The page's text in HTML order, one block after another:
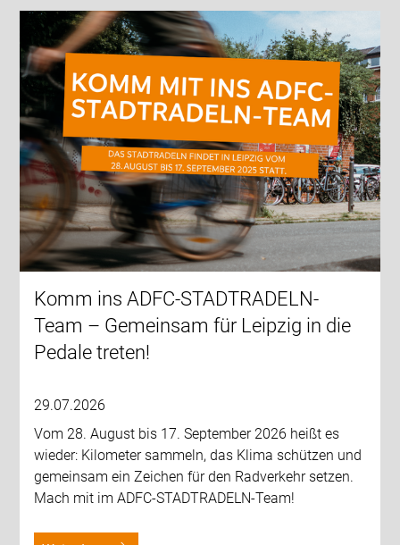
Komm ins ADFC-STADTRADELN-
Team – Gemeinsam für Leipzig in die
Pedale treten!
29.07.2026
Vom 28. August bis 17. September 2026 heißt es
wieder: Kilometer sammeln, das Klima schützen und
gemeinsam ein Zeichen für den Radverkehr setzen.
Mach mit im ADFC-STADTRADELN-Team!